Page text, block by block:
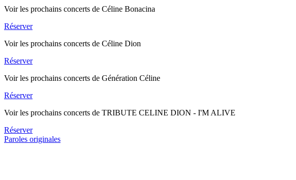
Voir les prochains concerts de Céline Bonacina
Réserver
Voir les prochains concerts de Céline Dion
Réserver
Voir les prochains concerts de Génération Céline
Réserver
Voir les prochains concerts de TRIBUTE CELINE DION - I'M ALIVE
Réserver
Paroles originales